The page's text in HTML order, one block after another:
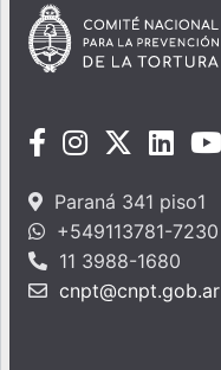
Paraná 341 piso1
+549113781-7230
11 3988-1680
cnpt@cnpt.gob.ar